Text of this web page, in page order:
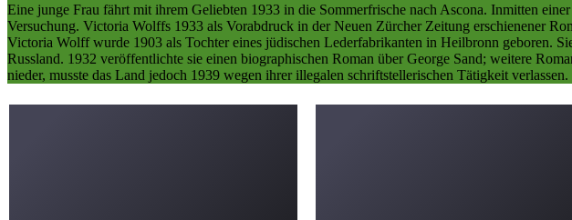
Eine junge Frau fährt mit ihrem Geliebten 1933 in die Sommerfrische nach Ascona. Inmitten
Versuchung. Victoria Wolffs 1933 als Vorabdruck in der Neuen Zürcher Zeitung erschienener
Victoria Wolff wurde 1903 als Tochter eines jüdischen Lederfabrikanten in Heilbronn geboren.
Russland. 1932 veröffentlichte sie einen biographischen Roman über George Sand; weitere
nieder, musste das Land jedoch 1939 wegen ihrer illegalen schriftstellerischen Tätigkeit